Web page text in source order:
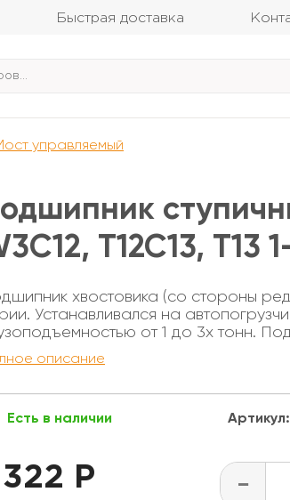
Быстрая доставка
управляемый
T12C13, T13
хвостовика (со стороны
Устанавливался на
от 1 до 3х тонн.
внешний - 80мм Высота -
описание
Есть в наличии Артикул:
322 Р -